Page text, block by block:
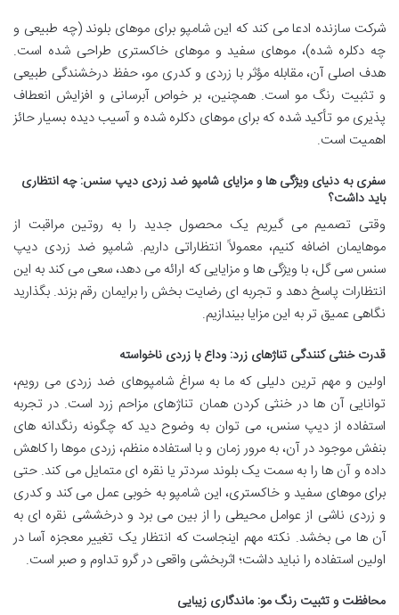
شرکت سازنده ادعا می کند که این شامپو برای موهای بلوند (چه طبیعی و
چه دکلره شده)، موهای سفید و موهای خاکستری طراحی شده است.
هدف اصلی آن، مقابله مؤثر با زردی و کدری مو، حفظ درخشندگی طبیعی
و تثبیت رنگ مو است. همچنین، بر خواص آبرسانی و افزایش انعطاف
پذیری مو تأکید شده که برای موهای دکلره شده و آسیب دیده بسیار حائز
اهمیت است.
سفری به دنیای ویژگی ها و مزایای شامپو ضد زردی دیپ سنس: چه انتظاری
باید داشت؟
وقتی تصمیم می گیریم یک محصول جدید را به روتین مراقبت از
موهایمان اضافه کنیم، معمولاً انتظاراتی داریم. شامپو ضد زردی دیپ
سنس سی گل، با ویژگی ها و مزایایی که ارائه می دهد، سعی می کند به این
انتظارات پاسخ دهد و تجربه ای رضایت بخش را برایمان رقم بزند. بگذارید
نگاهی عمیق تر به این مزایا بیندازیم.
قدرت خنثی کنندگی تناژهای زرد: وداع با زردی ناخواسته
اولین و مهم ترین دلیلی که ما به سراغ شامپوهای ضد زردی می رویم،
توانایی آن ها در خنثی کردن همان تناژهای مزاحم زرد است. در تجربه
استفاده از دیپ سنس، می توان به وضوح دید که چگونه رنگدانه های
بنفش موجود در آن، به مرور زمان و با استفاده منظم، زردی موها را کاهش
داده و آن ها را به سمت یک بلوند سردتر یا نقره ای متمایل می کند. حتی
برای موهای سفید و خاکستری، این شامپو به خوبی عمل می کند و کدری
و زردی ناشی از عوامل محیطی را از بین می برد و درخششی نقره ای به
آن ها می بخشد. نکته مهم اینجاست که انتظار یک تغییر معجزه آسا در
اولین استفاده را نباید داشت؛ اثربخشی واقعی در گرو تداوم و صبر است.
محافظت و تثبیت رنگ مو: ماندگاری زیبایی